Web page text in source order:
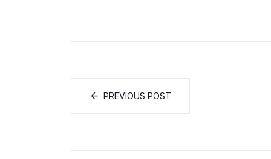
PREVIOUS POST